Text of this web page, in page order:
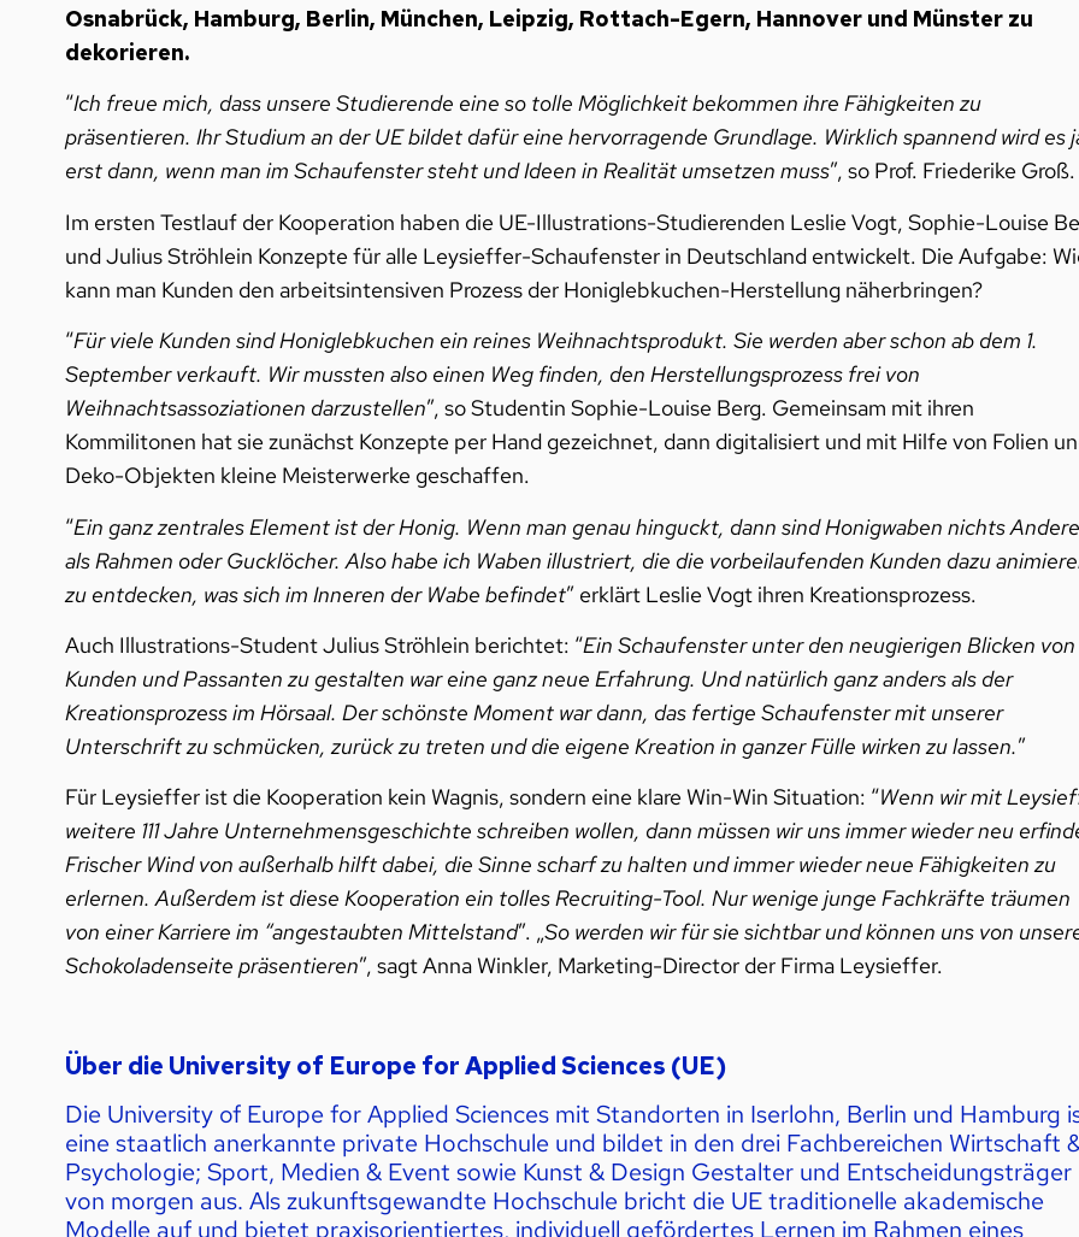
Osnabrück, Hamburg, Berlin, München, Leipzig, Rottach-Egern, Hannover und Münster zu
dekorieren.
“Ich freue mich, dass unsere Studierende eine so tolle Möglichkeit bekommen ihre Fähigkeiten zu
präsentieren. Ihr Studium an der UE bildet dafür eine hervorragende Grundlage. Wirklich spannend wird es
erst dann, wenn man im Schaufenster steht und Ideen in Realität umsetzen muss”, so Prof. Friederike Groß.
Im ersten Testlauf der Kooperation haben die UE-Illustrations-Studierenden Leslie Vogt, Sophie-Louise
und Julius Ströhlein Konzepte für alle Leysieffer-Schaufenster in Deutschland entwickelt. Die Aufgabe:
kann man Kunden den arbeitsintensiven Prozess der Honiglebkuchen-Herstellung näherbringen?
“Für viele Kunden sind Honiglebkuchen ein reines Weihnachtsprodukt. Sie werden aber schon ab dem 1.
September verkauft. Wir mussten also einen Weg finden, den Herstellungsprozess frei von
Weihnachtsassoziationen darzustellen”, so Studentin Sophie-Louise Berg. Gemeinsam mit ihren
Kommilitonen hat sie zunächst Konzepte per Hand gezeichnet, dann digitalisiert und mit Hilfe von Folien
Deko-Objekten kleine Meisterwerke geschaffen.
“Ein ganz zentrales Element ist der Honig. Wenn man genau hinguckt, dann sind Honigwaben nichts
als Rahmen oder Gucklöcher. Also habe ich Waben illustriert, die die vorbeilaufenden Kunden dazu
zu entdecken, was sich im Inneren der Wabe befindet” erklärt Leslie Vogt ihren Kreationsprozess.
Auch Illustrations-Student Julius Ströhlein berichtet: “Ein Schaufenster unter den neugierigen Blicken von
Kunden und Passanten zu gestalten war eine ganz neue Erfahrung. Und natürlich ganz anders als der
Kreationsprozess im Hörsaal. Der schönste Moment war dann, das fertige Schaufenster mit unserer
Unterschrift zu schmücken, zurück zu treten und die eigene Kreation in ganzer Fülle wirken zu lassen.”
Für Leysieffer ist die Kooperation kein Wagnis, sondern eine klare Win-Win Situation: “Wenn wir mit
weitere 111 Jahre Unternehmensgeschichte schreiben wollen, dann müssen wir uns immer wieder neu
Frischer Wind von außerhalb hilft dabei, die Sinne scharf zu halten und immer wieder neue Fähigkeiten zu
erlernen. Außerdem ist diese Kooperation ein tolles Recruiting-Tool. Nur wenige junge Fachkräfte träumen
von einer Karriere im “angestaubten Mittelstand”. „So werden wir für sie sichtbar und können uns von
Schokoladenseite präsentieren”, sagt Anna Winkler, Marketing-Director der Firma Leysieffer.
Über die University of Europe for Applied Sciences (UE)
Die University of Europe for Applied Sciences mit Standorten in Iserlohn, Berlin und Hamburg
eine staatlich anerkannte private Hochschule und bildet in den drei Fachbereichen Wirtschaft
Psychologie; Sport, Medien & Event sowie Kunst & Design Gestalter und Entscheidungsträger
von morgen aus. Als zukunftsgewandte Hochschule bricht die UE traditionelle akademische
Modelle auf und bietet praxisorientiertes, individuell gefördertes Lernen im Rahmen eines